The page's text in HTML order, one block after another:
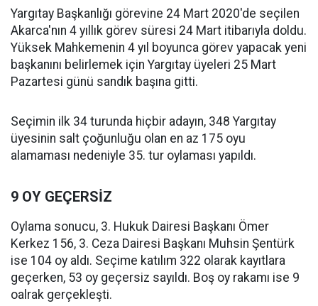
Yargıtay Başkanlığı görevine 24 Mart 2020'de seçilen
Akarca'nın 4 yıllık görev süresi 24 Mart itibarıyla doldu.
Yüksek Mahkemenin 4 yıl boyunca görev yapacak yeni
başkanını belirlemek için Yargıtay üyeleri 25 Mart
Pazartesi günü sandık başına gitti.
Seçimin ilk 34 turunda hiçbir adayın, 348 Yargıtay
üyesinin salt çoğunluğu olan en az 175 oyu
alamaması nedeniyle 35. tur oylaması yapıldı.
9 OY GEÇERSİZ
Oylama sonucu, 3. Hukuk Dairesi Başkanı Ömer
Kerkez 156, 3. Ceza Dairesi Başkanı Muhsin Şentürk
ise 104 oy aldı. Seçime katılım 322 olarak kayıtlara
geçerken, 53 oy geçersiz sayıldı. Boş oy rakamı ise 9
oalrak gerçekleşti.